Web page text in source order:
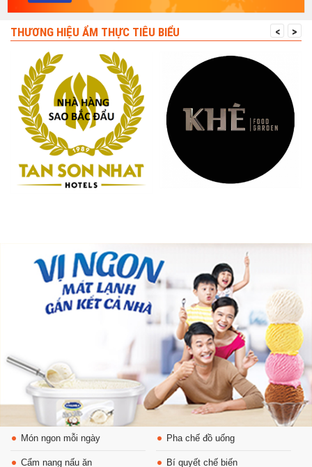
THƯƠNG HIỆU ẨM THỰC TIÊU BIỂU < >
Món ngon mỗi ngày Pha chế đồ uống
Cẩm nang nấu ăn Bí quyết chế biến